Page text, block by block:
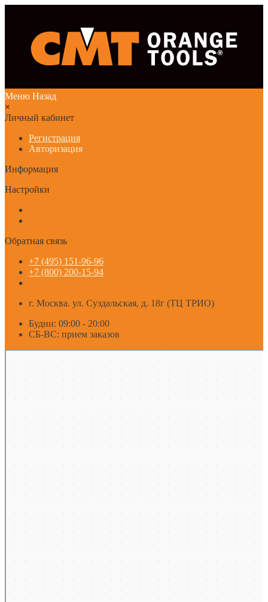
Меню Назад
×
Личный кабинет
Регистрация
Авторизация
Информация
Настройки
Обратная связь
+7 (495) 151-96-96
+7 (800) 200-15-94
г. Москва. ул. Суздальская, д. 18г (ТЦ ТРИО)
Будни: 09:00 - 20:00
СБ-ВС: прием заказов